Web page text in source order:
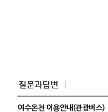
여수온천 이용안내(관광버스)